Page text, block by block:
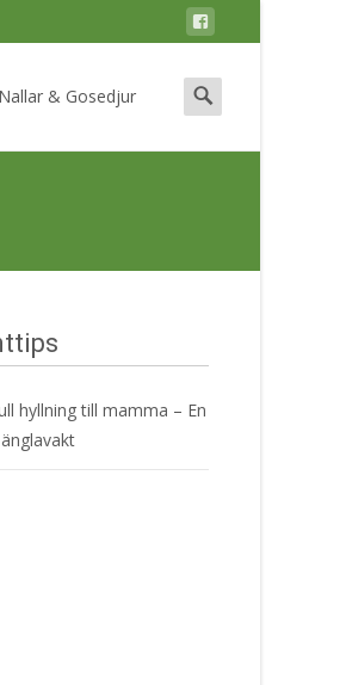
Nallar & Gosedjur
Search
for:
hyllning till mamma – En